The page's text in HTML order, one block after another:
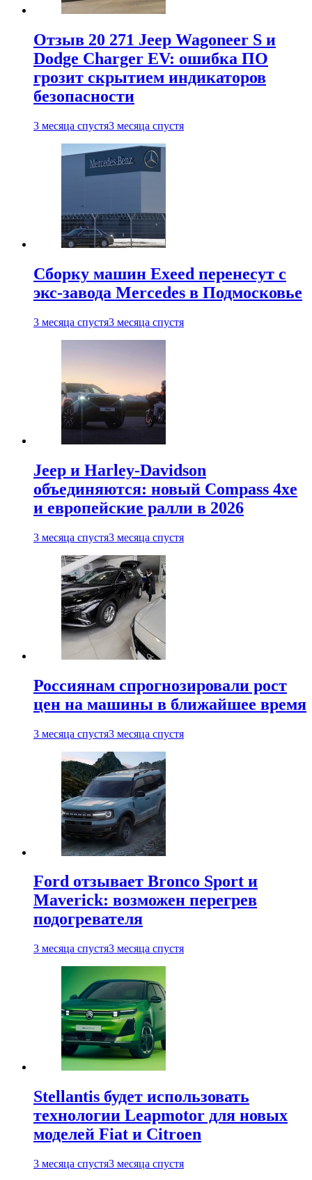
Отзыв 20 271 Jeep Wagoneer S и
Dodge Charger EV: ошибка ПО
грозит скрытием индикаторов
безопасности
3 месяца спустя3 месяца спустя
Сборку машин Exeed перенесут с
экс-завода Mercedes в Подмосковье
3 месяца спустя3 месяца спустя
Jeep и Harley-Davidson
объединяются: новый Compass 4xe
и европейские ралли в 2026
3 месяца спустя3 месяца спустя
Россиянам спрогнозировали рост
цен на машины в ближайшее время
3 месяца спустя3 месяца спустя
Ford отзывает Bronco Sport и
Maverick: возможен перегрев
подогревателя
3 месяца спустя3 месяца спустя
Stellantis будет использовать
технологии Leapmotor для новых
моделей Fiat и Citroen
3 месяца спустя3 месяца спустя